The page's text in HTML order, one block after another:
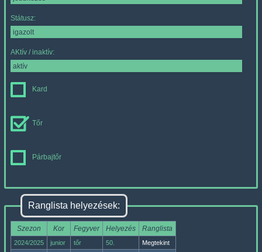
Státusz:
AKtív / inaktív:
Kard
Tőr
Párbajtőr
Ranglista helyezések:
Szezon Kor Fegyver Helyezés Ranglista
2024/2025 junior tőr 50.
Megtekint